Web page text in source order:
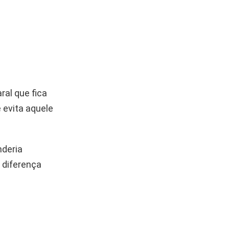
que fica
evita aquele
diferença